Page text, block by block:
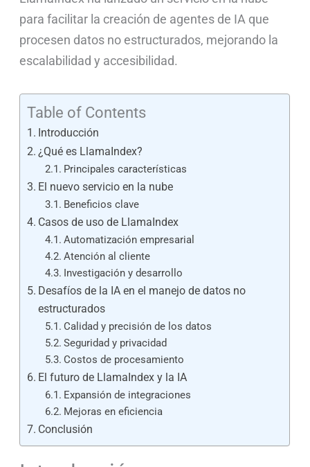
para facilitar la creación de agentes de IA que
procesen datos no estructurados, mejorando la
escalabilidad y accesibilidad.
Table of Contents
Introducción
¿Qué es LlamaIndex?
Principales características
El nuevo servicio en la nube
Beneficios clave
Casos de uso de LlamaIndex
Automatización empresarial
Atención al cliente
Investigación y desarrollo
Desafíos de la IA en el manejo de datos no
estructurados
Calidad y precisión de los datos
Seguridad y privacidad
Costos de procesamiento
El futuro de LlamaIndex y la IA
Expansión de integraciones
Mejoras en eficiencia
Conclusión